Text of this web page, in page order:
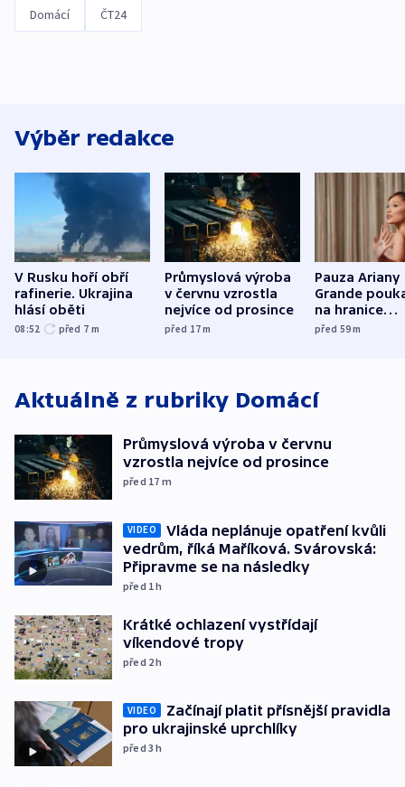
Domácí ČT24
Výběr redakce
V Rusku hoří obří
rafinerie. Ukrajina
hlásí oběti
08:52 před 7 m
Průmyslová výroba
v červnu vzrostla
nejvíce od prosince
před 17m
Pauza Ariany
Grande
na hranice
před 59m
Aktuálně z rubriky Domácí
Průmyslová výroba v červnu
vzrostla nejvíce od prosince
před 17 m
VIDEO
Vláda neplánuje opatření kvůli
vedrům, říká Maříková. Svárovská:
Připravme se na následky
před 1h
Krátké ochlazení vystřídají
víkendové tropy
před 2h
VIDEO
Začínají platit přísnější pravidla
pro ukrajinské uprchlíky
před 3h